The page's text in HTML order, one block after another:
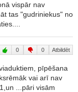
vispār nav
0 0 Atbildēt
pīpēšana
vai arī nav
...pāri visām